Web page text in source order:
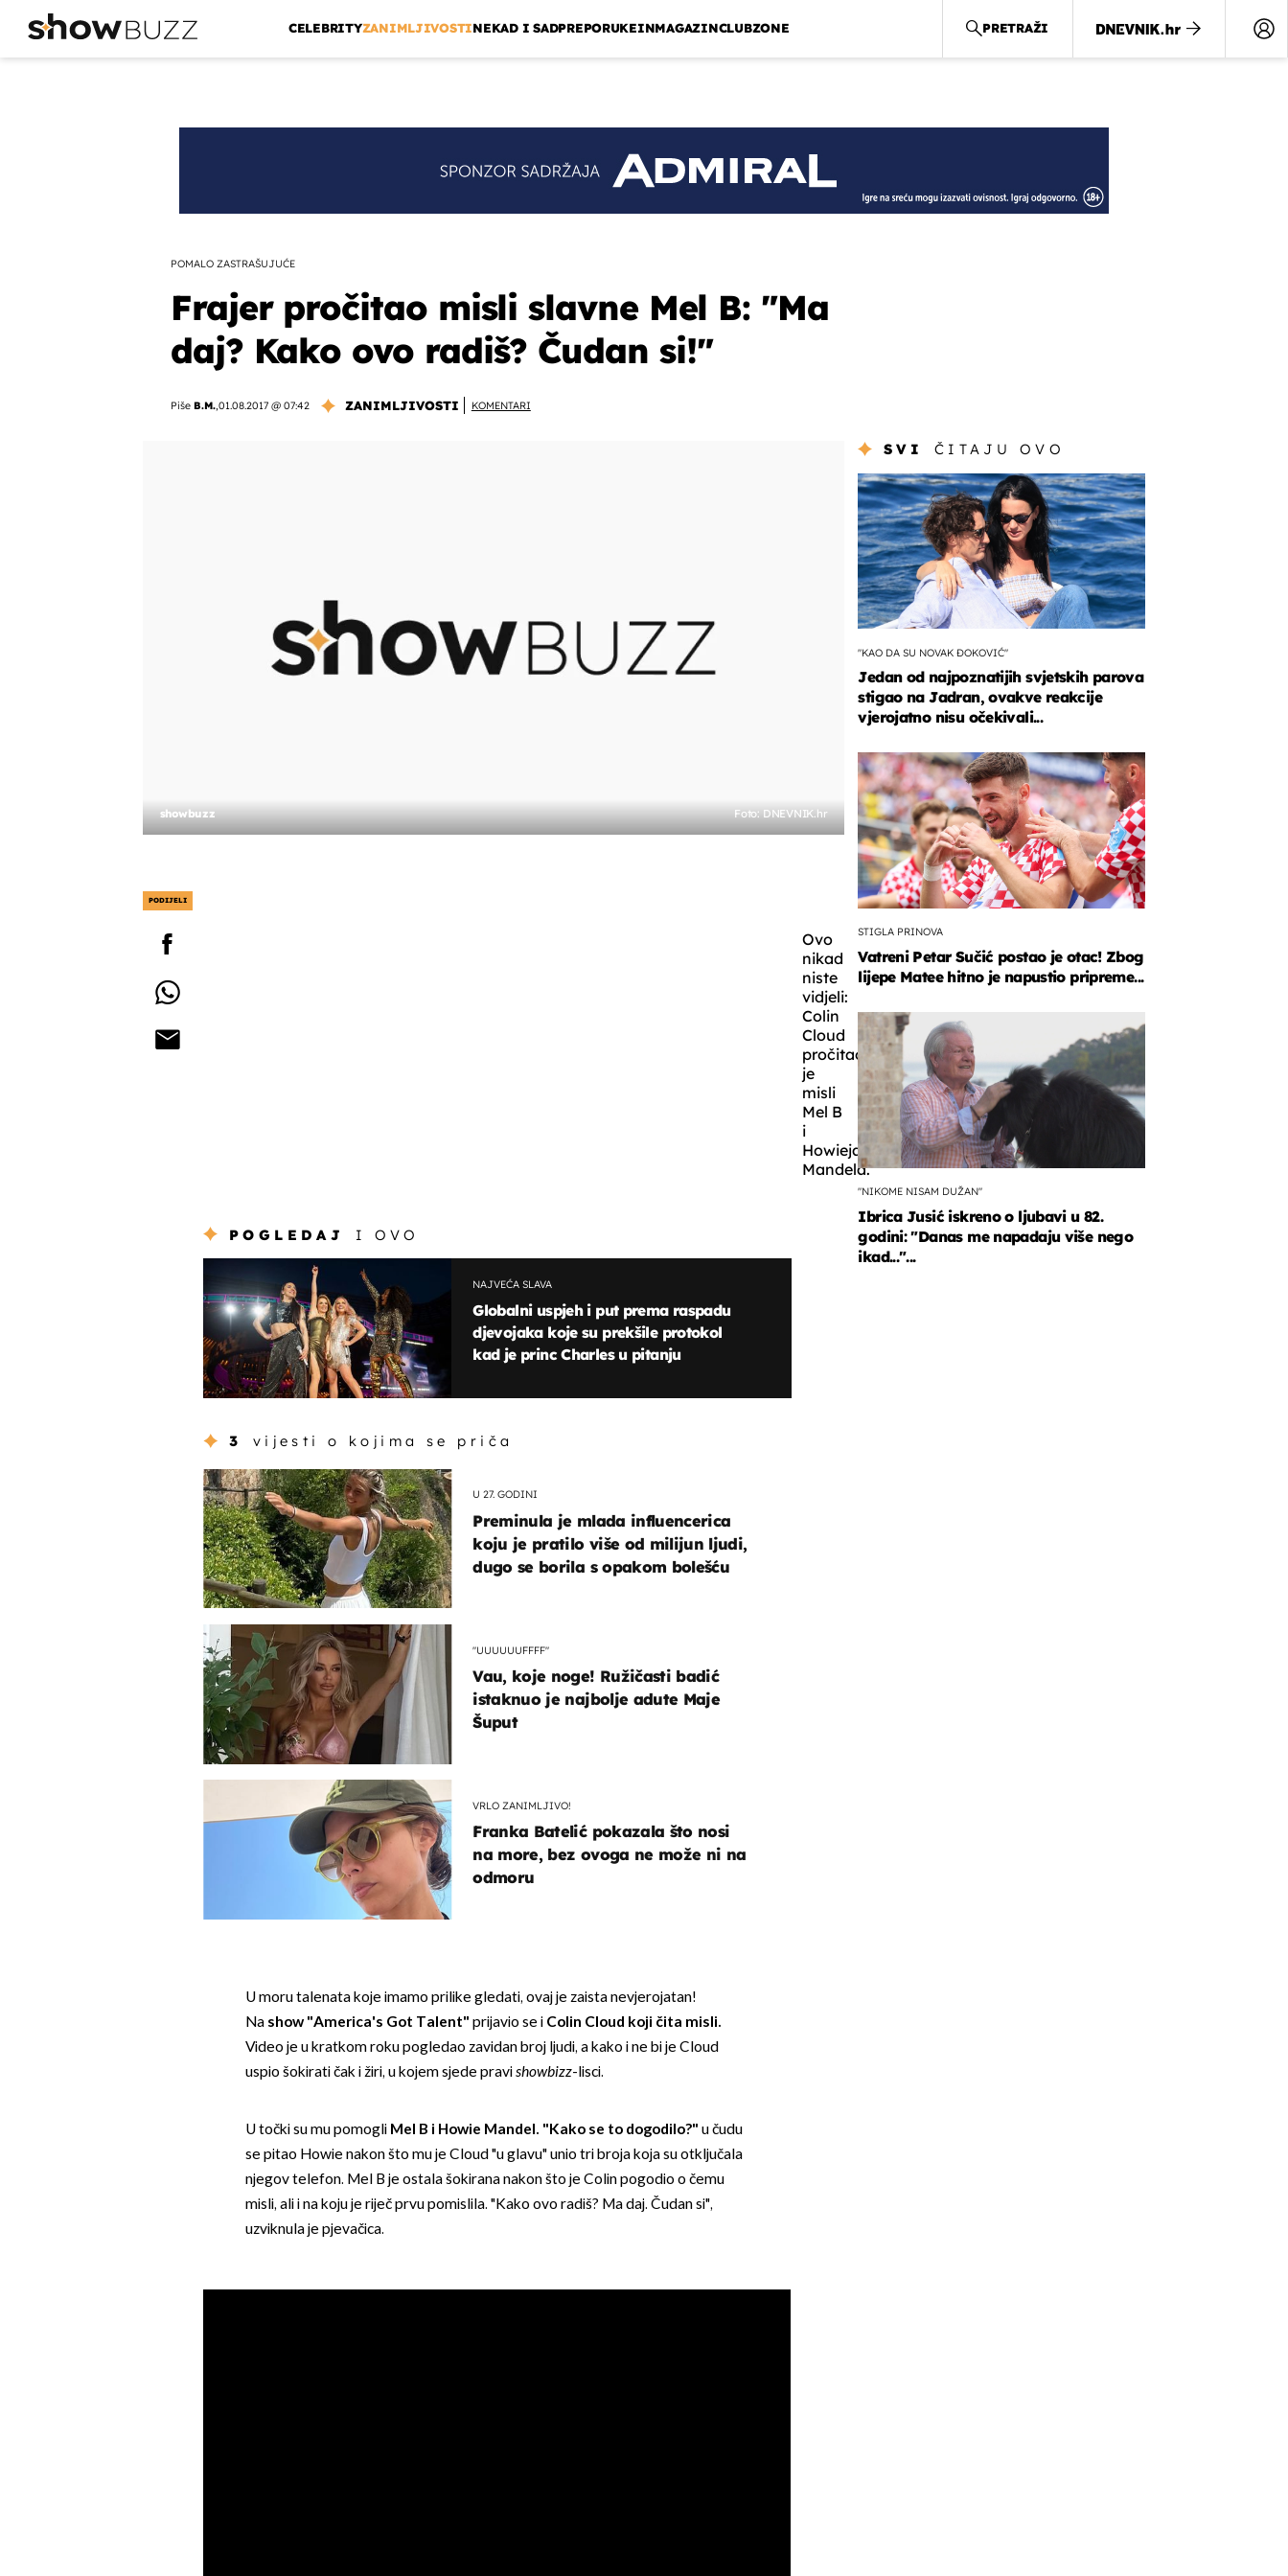
CELEBRITYZANIMLJIVOSTINEKAD I SADPREPORUKEINMAGAZINCLUBZONE PRETRAŽI
POMALO ZASTRAŠUJUĆE
Frajer pročitao misli slavne Mel B: "Ma
daj? Kako ovo radiš? Čudan si!"
Piše B.M.,01.08.2017 @ 07:42 ZANIMLJIVOSTI KOMENTARI
showbuzz Foto: DNEVNIK.hr
PODIJELI
Ovo
nikad
niste
vidjeli:
Colin
Cloud
pročitao
je
misli
Mel B
i
Howieja
Mandela.
POGLEDAJ I OVO
NAJVEĆA SLAVA
Globalni uspjeh i put prema raspadu
djevojaka koje su prekšile protokol
kad je princ Charles u pitanju
3 vijesti o kojima se priča
U 27. GODINI
Preminula je mlada influencerica
koju je pratilo više od milijun ljudi,
dugo se borila s opakom bolešću
"UUUUUUFFFF"
Vau, koje noge! Ružičasti badić
istaknuo je najbolje adute Maje
Šuput
VRLO ZANIMLJIVO!
Franka Batelić pokazala što nosi
na more, bez ovoga ne može ni na
odmoru
U moru talenata koje imamo prilike gledati, ovaj je zaista nevjerojatan!
Na show "America's Got Talent" prijavio se iColin Cloud koji čita misli.
Video je u kratkom roku pogledao zavidan broj ljudi, a kako i ne bi je Cloud
uspio šokirati čak i žiri, u kojem sjede pravishowbizz-lisci.
U točki su mu pomogli Mel B i Howie Mandel. "Kako se to dogodilo?" u čudu
se pitao Howie nakon što mu je Cloud "u glavu" unio tri broja koja su otključala
njegov telefon. Mel B je ostala šokirana nakon što je Colin pogodio o čemu
misli, ali i na koju je riječ prvu pomislila. "Kako ovo radiš? Ma daj. Čudan si",
uzviknula je pjevačica.
SVI ČITAJU OVO
"KAO DA SU NOVAK ĐOKOVIĆ"
Jedan od najpoznatijih svjetskih parova
stigao na Jadran, ovakve reakcije
vjerojatno nisu očekivali...
STIGLA PRINOVA
Vatreni Petar Sučić postao je otac! Zbog
lijepe Matee hitno je napustio pripreme...
"NIKOME NISAM DUŽAN"
Ibrica Jusić iskreno o ljubavi u 82.
godini: "Danas me napadaju više nego
ikad..."...